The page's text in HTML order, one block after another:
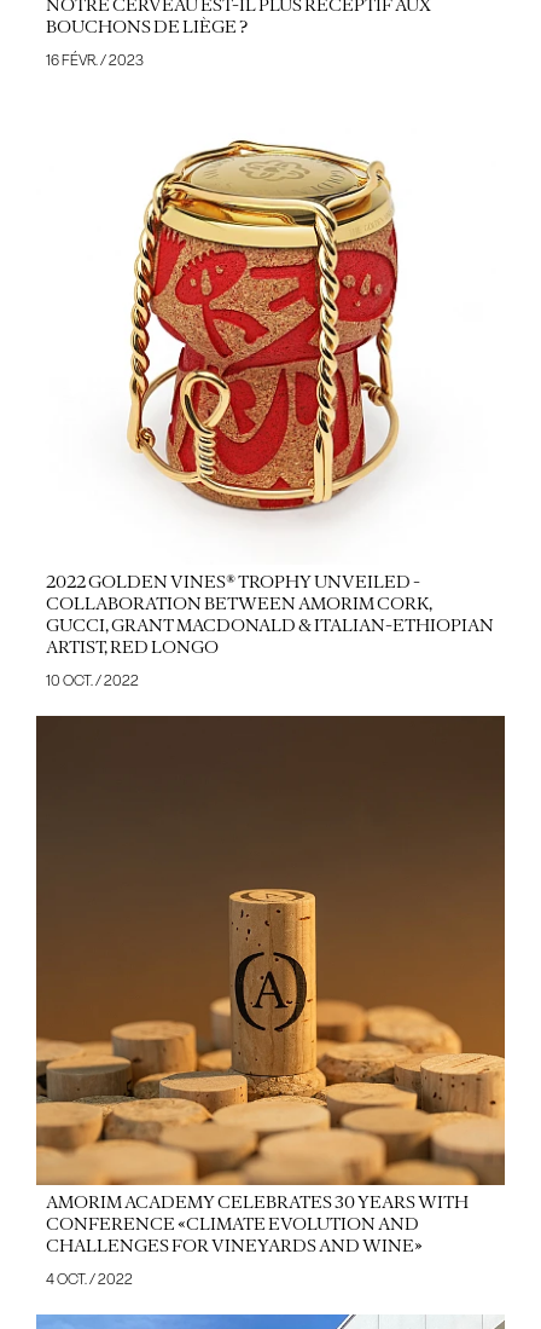
NOTRE CERVEAU EST-IL PLUS RÉCEPTIF AUX
BOUCHONS DE LIÈGE ?
16 FÉVR. / 2023
2022 GOLDEN VINES® TROPHY UNVEILED -
COLLABORATION BETWEEN AMORIM CORK,
GUCCI, GRANT MACDONALD & ITALIAN-ETHIOPIAN
ARTIST, RED LONGO
10 OCT. / 2022
AMORIM ACADEMY CELEBRATES 30 YEARS WITH
CONFERENCE «CLIMATE EVOLUTION AND
CHALLENGES FOR VINEYARDS AND WINE»
4 OCT. / 2022